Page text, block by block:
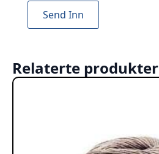
Relaterte produkter